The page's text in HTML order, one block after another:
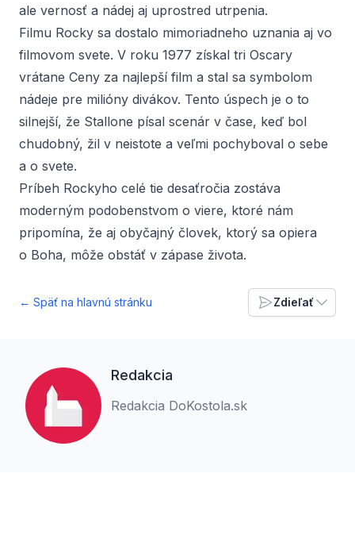
ale vernosť a nádej aj uprostred utrpenia.
Filmu Rocky sa dostalo mimoriadneho uznania aj vo
filmovom svete. V roku 1977 získal tri Oscary
vrátane Ceny za najlepší film a stal sa symbolom
nádeje pre milióny divákov. Tento úspech je o to
silnejší, že Stallone písal scenár v čase, keď bol
chudobný, žil v neistote a veľmi pochyboval o sebe
a o svete.
Príbeh Rockyho celé tie desaťročia zostáva
moderným podobenstvom o viere, ktoré nám
pripomína, že aj obyčajný človek, ktorý sa opiera
o Boha, môže obstáť v zápase života.
← Späť na hlavnú stránku Zdieľať
Redakcia
Redakcia DoKostola.sk